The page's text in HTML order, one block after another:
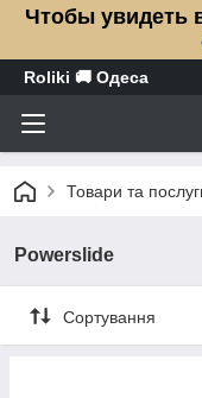
Чтобы увидеть
Roliki 🚚 Одеса
Товари та
Powerslide
Сортування